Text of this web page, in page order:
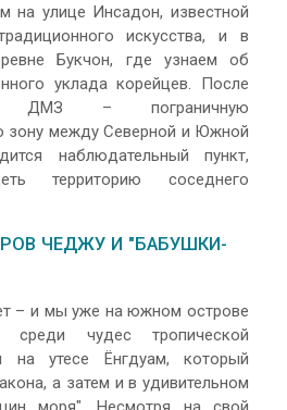
на улице Инсадон, известной
искусства, и в
Букчон, где узнаем об
уклада корейцев. После
ДМЗ – пограничную
зону между Северной и Южной
наблюдательный пункт,
территорию соседнего
ЧЕДЖУ И "БАБУШКИ-
– и мы уже на южном острове
чудес тропической
на утесе Ёнгдуам, который
а затем и в удивительном